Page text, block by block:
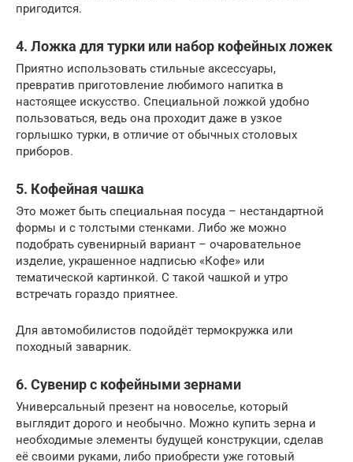
пригодится.
4. Ложка для турки или набор кофейных ложек
Приятно использовать стильные аксессуары,
превратив приготовление любимого напитка в
настоящее искусство. Специальной ложкой удобно
пользоваться, ведь она проходит даже в узкое
горлышко турки, в отличие от обычных столовых
приборов.
5. Кофейная чашка
Это может быть специальная посуда – нестандартной
формы и с толстыми стенками. Либо же можно
подобрать сувенирный вариант – очаровательное
изделие, украшенное надписью «Кофе» или
тематической картинкой. С такой чашкой и утро
встречать гораздо приятнее.
Для автомобилистов подойдёт термокружка или
походный заварник.
6. Сувенир с кофейными зернами
Универсальный презент на новоселье, который
выглядит дорого и необычно. Можно купить зерна и
необходимые элементы будущей конструкции, сделав
её своими руками, либо приобрести уже готовый